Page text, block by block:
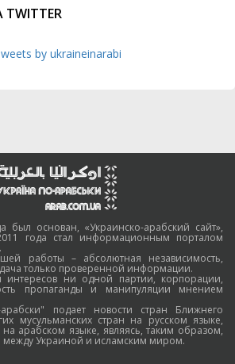
by ukraineinarabi
был основан, «Украинско-арабский сайт»,
года стал информационным порталом
работы – абсолютная независимость,
только проверенной информации.
ни одной партии, корпорации,
пропаганды и манипуляции мнением
подает новости стран Ближнего
мусульманских стран на русском языке,
арабском языке, являясь, таким образом,
Украиной и исламским миром.